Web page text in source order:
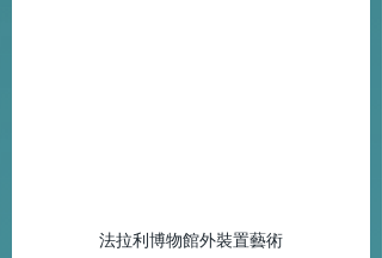
法拉利博物館外裝置藝術